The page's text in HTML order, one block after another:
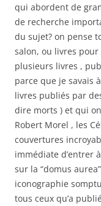
qui abordent de
de recherche
du sujet? on pense
salon, ou livres pour
plusieurs livres ,
parce que je savais
livres publiés par
dire morts ) et qui
Robert Morel , les
couvertures
immédiate d’entrer
sur la “domus
iconographie
tous ceux qu’a